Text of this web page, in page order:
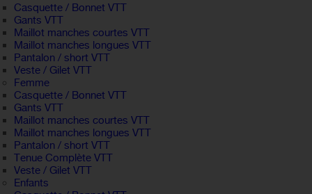
Casquette / Bonnet VTT
Gants VTT
Maillot manches courtes VTT
Maillot manches longues VTT
Pantalon / short VTT
Veste / Gilet VTT
Femme
Casquette / Bonnet VTT
Gants VTT
Maillot manches courtes VTT
Maillot manches longues VTT
Pantalon / short VTT
Tenue Complète VTT
Veste / Gilet VTT
Enfants